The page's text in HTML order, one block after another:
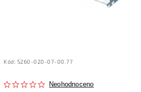
Kód: S260-020-07-00.77
Neohodnoceno